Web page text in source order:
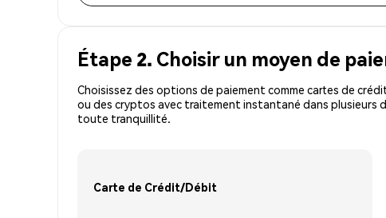
Étape 2. Choisir un moyen de
Choisissez des options de paiement comme cartes de
ou des cryptos avec traitement instantané dans plusieurs
toute tranquillité.
Carte de Crédit/Débit